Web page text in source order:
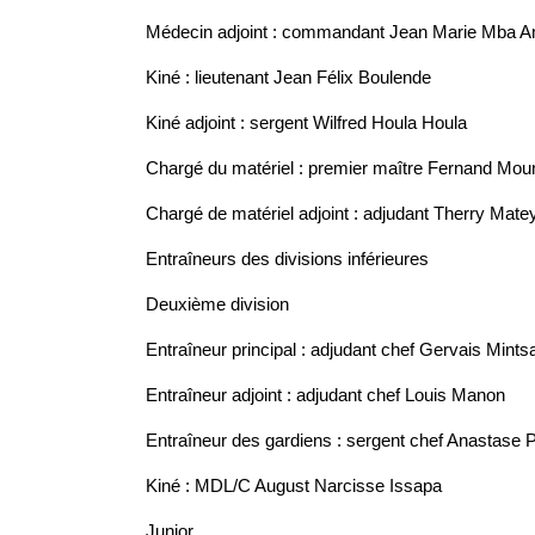
Médecin adjoint : commandant Jean Marie Mba
Kiné : lieutenant Jean Félix Boulende
Kiné adjoint : sergent Wilfred Houla Houla
Chargé du matériel : premier maître Fernand
Chargé de matériel adjoint : adjudant Therry
Entraîneurs des divisions inférieures
Deuxième division
Entraîneur principal : adjudant chef Gervais
Entraîneur adjoint : adjudant chef Louis Manon
Entraîneur des gardiens : sergent chef Anastase
Kiné : MDL/C August Narcisse Issapa